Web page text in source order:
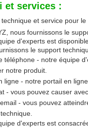
et services :
et service pour
nous fournissons le
d'experts est
le support
téléphone - notre équipe
notre produit.
ligne - notre portail en
- vous pouvez causer
- vous pouvez
d'experts est